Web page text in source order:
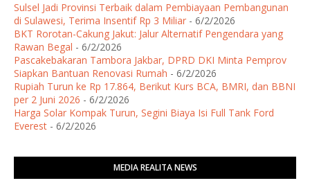
Sulsel Jadi Provinsi Terbaik dalam Pembiayaan Pembangunan
di Sulawesi, Terima Insentif Rp 3 Miliar - 6/2/2026
BKT Rorotan-Cakung Jakut: Jalur Alternatif Pengendara yang
Rawan Begal - 6/2/2026
Pascakebakaran Tambora Jakbar, DPRD DKI Minta Pemprov
Siapkan Bantuan Renovasi Rumah - 6/2/2026
Rupiah Turun ke Rp 17.864, Berikut Kurs BCA, BMRI, dan BBNI
per 2 Juni 2026 - 6/2/2026
Harga Solar Kompak Turun, Segini Biaya Isi Full Tank Ford
Everest - 6/2/2026
MEDIA REALITA NEWS